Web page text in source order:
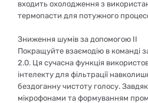
входить охолодження з
термопасти для потужного
Зниження шумів за допомогою ІІ
Покращуйте взаємодію в команді
2.0. Ця сучасна функція
інтелекту для фільтрації
бездоганну чистоту голосу.
мікрофонами та формуванням